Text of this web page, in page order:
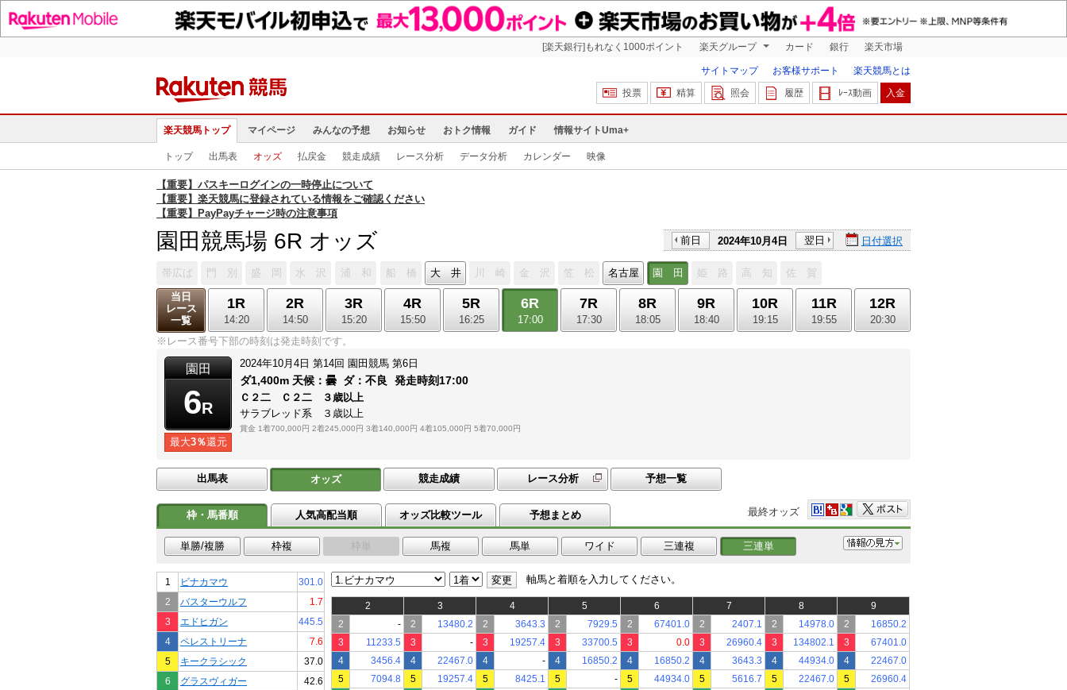
[楽天銀行]もれなく1000ポイント 楽天グループ カード 銀行 楽天市場
サイトマップ お客様サポート
楽天競馬とは
投票
精算 照会 履歴 ﾚｰｽ動画 入金
楽天競馬トップ マイページ みんなの予想 お知らせ おトク情報 ガイド 情報サイトUma+
トップ 出馬表 オッズ 払戻金 競走成績 レース分析 データ分析 カレンダー 映像
【重要】パスキーログインの一時停止について
【重要】楽天競馬に登録されている情報をご確認ください
【重要】PayPayチャージ時の注意事項
園田競馬場 6R オッズ 前日 2024年10月4日 翌日 日付選択
帯広ば 門 別 盛 岡 水 沢 浦 和 船 橋 大 井 川 崎 金 沢 笠 松 名古屋 園 田 姫 路 高 知
佐 賀
当日
レース
一覧
1R
14:20
2R
14:50
3R
15:20
4R
15:50
5R
16:25
6R
17:00
7R
17:30
8R
18:05
9R
18:40
10R
19:15
11R
19:55
12R
20:30
※レース番号下部の時刻は発走時刻です。
園田
6R
最大3％還元
2024年10月4日 第14回 園田競馬 第6日
ダ1,400m 天候： 曇 ダ：不良 発走時刻17:00
Ｃ２二 Ｃ２二 ３歳以上
サラブレッド系 ３歳以上
賞金 1着700,000円 2着245,000円 3着140,000円 4着105,000円 5着70,000円
出馬表 オッズ 競走成績 レース分析 予想一覧
枠・馬番順 人気高配当順 オッズ比較ツール 予想まとめ 最終オッズ
単勝/複勝 枠複 枠単 馬複 馬単 ワイド 三連複 三連単
1 ビナカマウ
301.0
2
バスターウルフ
1.7
3
エドヒガン
445.5
4
ペレストリーナ
7.6
5
キークラシック
37.0
6
グラスヴィガー
42.6
変更 軸馬と着順を入力してください。
2 3 4 5 6 7 8
9
2
- 2 13480.2 2 3643.3 2 7929.5 2 67401.0 2 2407.1 2 14978.0 2
16850.2
3
11233.5 3 - 3 19257.4 3 33700.5 3 0.0 3 26960.4 3 134802.1 3
67401.0
4
3456.4 4 22467.0 4 - 4 16850.2 4 16850.2 4 3643.3 4 44934.0 4
22467.0
5
7094.8 5 19257.4 5 8425.1 5 - 5 44934.0 5 5616.7 5 22467.0 5
26960.4